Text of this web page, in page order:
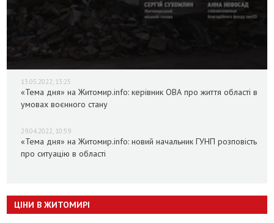
13.05.2022, 13:25
«Тема дня» на Житомир.info: керівник ОВА про життя області в
умовах воєнного стану
29.04.2022, 10:59
«Тема дня» на Житомир.info: новий начальник ГУНП розповість
про ситуацію в області
ЦІНИ В ЖИТОМИРІ